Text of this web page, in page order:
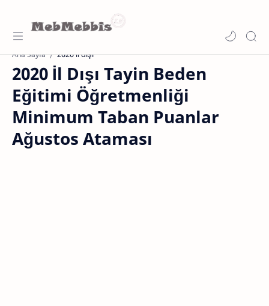
Ana Sayfa 2020 il dışı
2020 İl Dışı Tayin Beden
Eğitimi Öğretmenliği
Minimum Taban Puanlar
Ağustos Ataması